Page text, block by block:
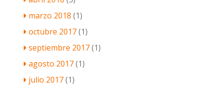
marzo 2018 (1)
octubre 2017(1)
septiembre 2017(1)
agosto 2017(1)
julio 2017(1)